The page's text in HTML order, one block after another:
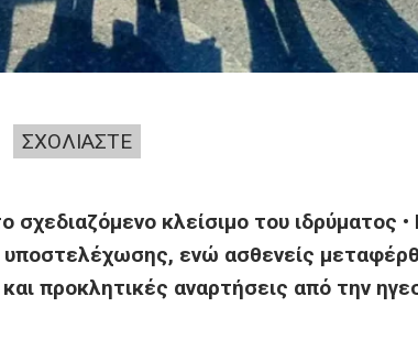
ΣΧΟΛΙΑΣΤΕ
σχεδιαζόμενο κλείσιμο του ιδρύματος
υποστελέχωσης, ενώ ασθενείς
προκλητικές αναρτήσεις από την